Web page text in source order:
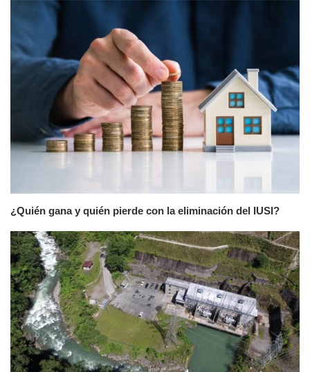
¿Quién gana y quién pierde con la eliminación del IUSI?